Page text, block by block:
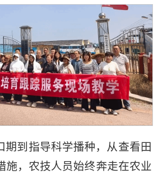
期到指导科学播种，从查看田
施，农技人员始终奔走在农业